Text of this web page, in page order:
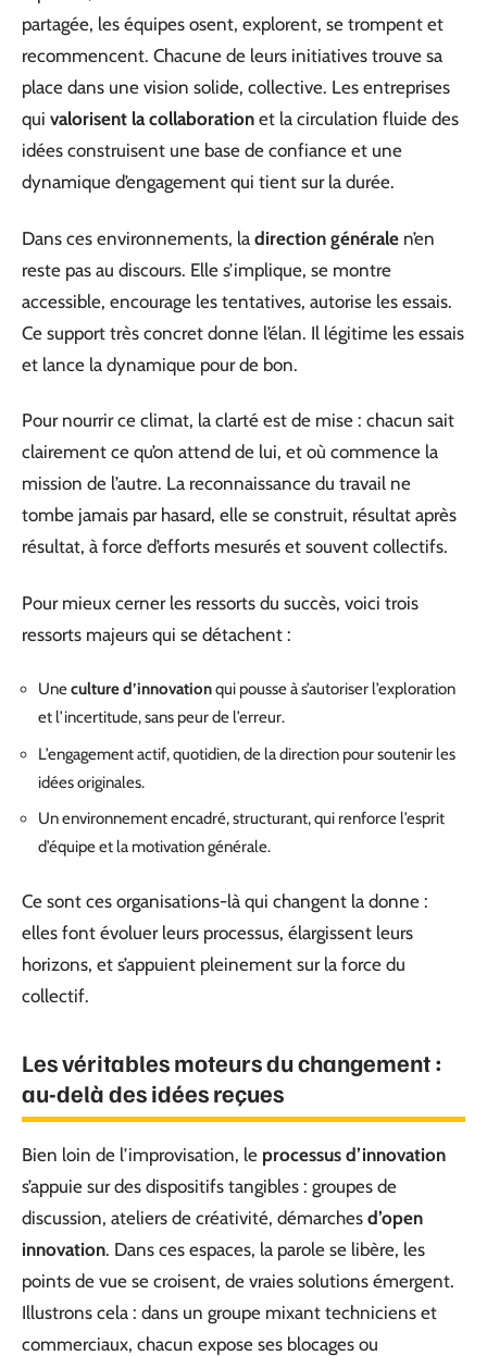
partagée, les équipes osent, explorent, se trompent et
recommencent. Chacune de leurs initiatives trouve sa
place dans une vision solide, collective. Les entreprises
qui valorisent la collaboration et la circulation fluide des
idées construisent une base de confiance et une
dynamique d’engagement qui tient sur la durée.
Dans ces environnements, la direction générale n’en
reste pas au discours. Elle s’implique, se montre
accessible, encourage les tentatives, autorise les essais.
Ce support très concret donne l’élan. Il légitime les essais
et lance la dynamique pour de bon.
Pour nourrir ce climat, la clarté est de mise : chacun sait
clairement ce qu’on attend de lui, et où commence la
mission de l’autre. La reconnaissance du travail ne
tombe jamais par hasard, elle se construit, résultat après
résultat, à force d’efforts mesurés et souvent collectifs.
Pour mieux cerner les ressorts du succès, voici trois
ressorts majeurs qui se détachent :
Uneculture d’innovationqui pousse à s’autoriser l’exploration
et l’incertitude, sans peur de l’erreur.
L’engagement actif, quotidien, de la direction pour soutenir les
idées originales.
Un environnement encadré, structurant, qui renforce l’esprit
d’équipe et la motivation générale.
Ce sont ces organisations-là qui changent la donne :
elles font évoluer leurs processus, élargissent leurs
horizons, et s’appuient pleinement sur la force du
collectif.
Les véritables moteurs du changement :
au-delà des idées reçues
Bien loin de l’improvisation, le processus d’innovation
s’appuie sur des dispositifs tangibles : groupes de
discussion, ateliers de créativité, démarches d’open
innovation. Dans ces espaces, la parole se libère, les
points de vue se croisent, de vraies solutions émergent.
Illustrons cela : dans un groupe mixant techniciens et
commerciaux, chacun expose ses blocages ou